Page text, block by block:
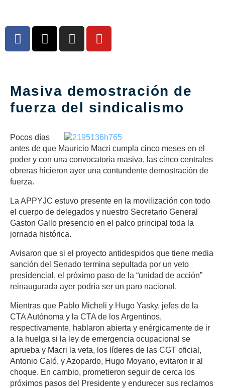
Masiva demostración de
fuerza del sindicalismo
Pocos días
antes de que Mauricio Macri cumpla cinco meses en el
poder y con una convocatoria masiva, las cinco centrales
obreras hicieron ayer una contundente demostración de
fuerza.
La APPYJC estuvo presente en la movilización con todo
el cuerpo de delegados y nuestro Secretario General
Gaston Gallo presencio en el palco principal toda la
jornada histórica.
Avisaron que si el proyecto antidespidos que tiene media
sanción del Senado termina sepultada por un veto
presidencial, el próximo paso de la “unidad de acción”
reinaugurada ayer podría ser un paro nacional.
Mientras que Pablo Micheli y Hugo Yasky, jefes de la
CTA Autónoma y la CTA de los Argentinos,
respectivamente, hablaron abierta y enérgicamente de ir
a la huelga si la ley de emergencia ocupacional se
aprueba y Macri la veta, los líderes de las CGT oficial,
Antonio Caló, y Azopardo, Hugo Moyano, evitaron ir al
choque. En cambio, prometieron seguir de cerca los
próximos pasos del Presidente y endurecer sus reclamos